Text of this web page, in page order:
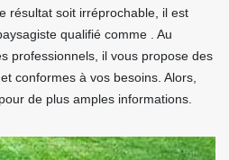
résultat soit irréprochable, il est
qualifié comme . Au
professionnels, il vous propose des
conformes à vos besoins. Alors,
de plus amples informations.